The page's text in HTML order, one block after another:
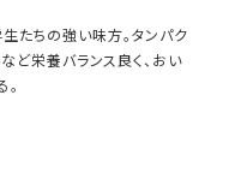
たちの強い味方。タンパク
など栄養バランス良く、おい